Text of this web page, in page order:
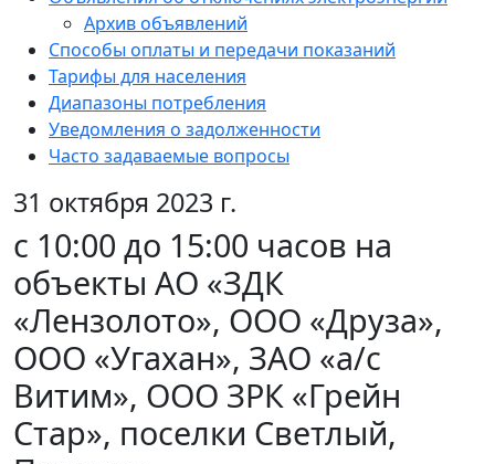
Архив объявлений
Способы оплаты и передачи показаний
Тарифы для населения
Диапазоны потребления
Уведомления о задолженности
Часто задаваемые вопросы
31 октября 2023 г.
с 10:00 до 15:00 часов на
объекты АО «ЗДК
«Лензолото», ООО «Друза»,
ООО «Угахан», ЗАО «а/с
Витим», ООО ЗРК «Грейн
Стар», поселки Светлый,